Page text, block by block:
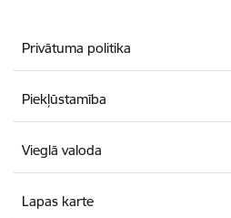
Privātuma politika
Piekļūstamība
Vieglā valoda
Lapas karte